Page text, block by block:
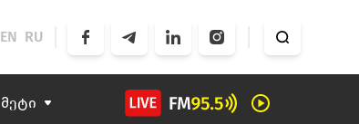
EN RU
მეტი